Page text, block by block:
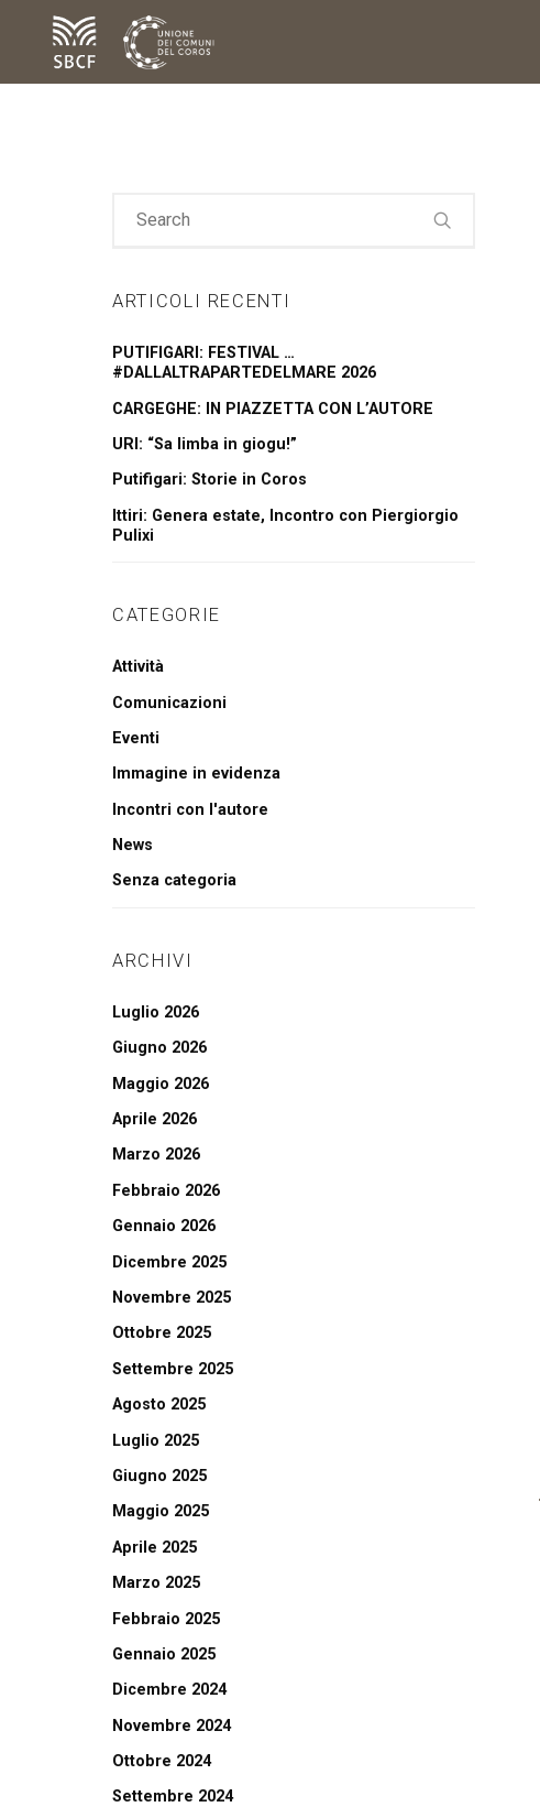
ARTICOLI RECENTI
PUTIFIGARI: FESTIVAL …
#DALLALTRAPARTEDELMARE 2026
CARGEGHE: IN PIAZZETTA CON L’AUTORE
URI: “Sa limba in giogu!”
Putifigari: Storie in Coros
Ittiri: Genera estate, Incontro con Piergiorgio
Pulixi
CATEGORIE
Attività
Comunicazioni
Eventi
Immagine in evidenza
Incontri con l'autore
News
Senza categoria
ARCHIVI
Luglio 2026
Giugno 2026
Maggio 2026
Aprile 2026
Marzo 2026
Febbraio 2026
Gennaio 2026
Dicembre 2025
Novembre 2025
Ottobre 2025
Settembre 2025
Agosto 2025
Luglio 2025
Giugno 2025
Maggio 2025
Aprile 2025
Marzo 2025
Febbraio 2025
Gennaio 2025
Dicembre 2024
Novembre 2024
Ottobre 2024
Settembre 2024